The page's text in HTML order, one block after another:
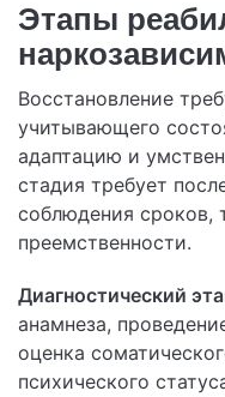
Этапы
Восстановление
учитывающего
адаптацию и
стадия требует
соблюдения сроков,
преемственности.
Диагностический
анамнеза,
оценка
психического